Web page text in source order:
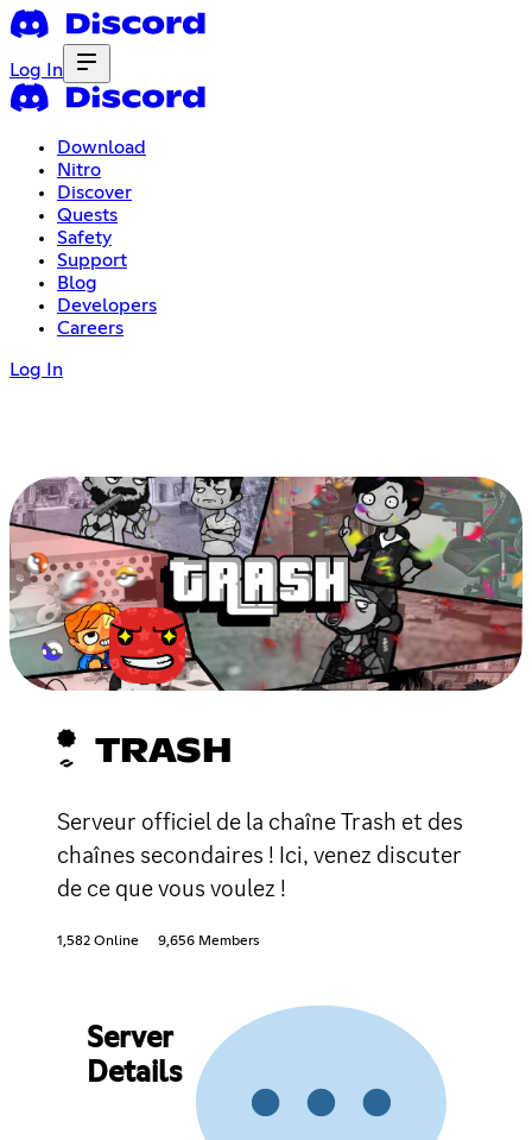
Log In
Download
Nitro
Discover
Quests
Safety
Support
Blog
Developers
Careers
Log In
TRASH
Serveur officiel de la chaîne Trash et des
chaînes secondaires ! Ici, venez discuter
de ce que vous voulez !
1,582 Online 9,656 Members
Server
Details